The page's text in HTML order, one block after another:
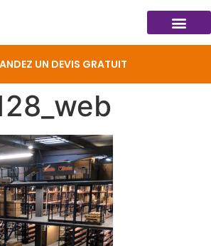
UN DEVIS GRATUIT